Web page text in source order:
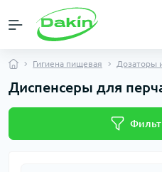
Гигиена пищевая Дозаторы
Диспенсеры для